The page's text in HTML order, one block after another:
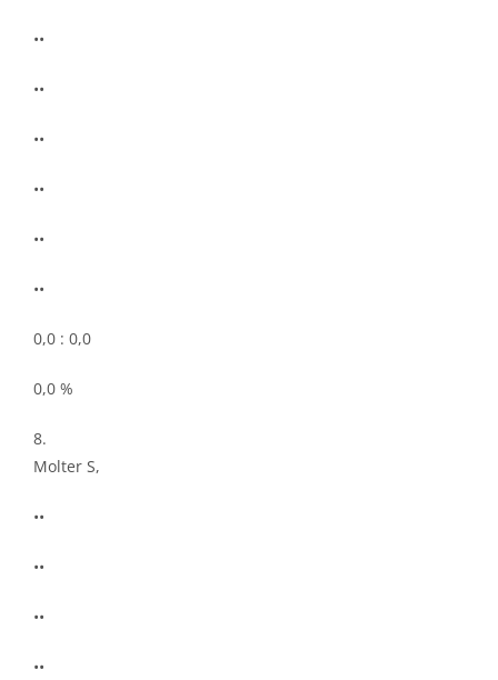
••
••
••
••
••
••
0,0 : 0,0
0,0 %
8.
Molter S,
••
••
••
••